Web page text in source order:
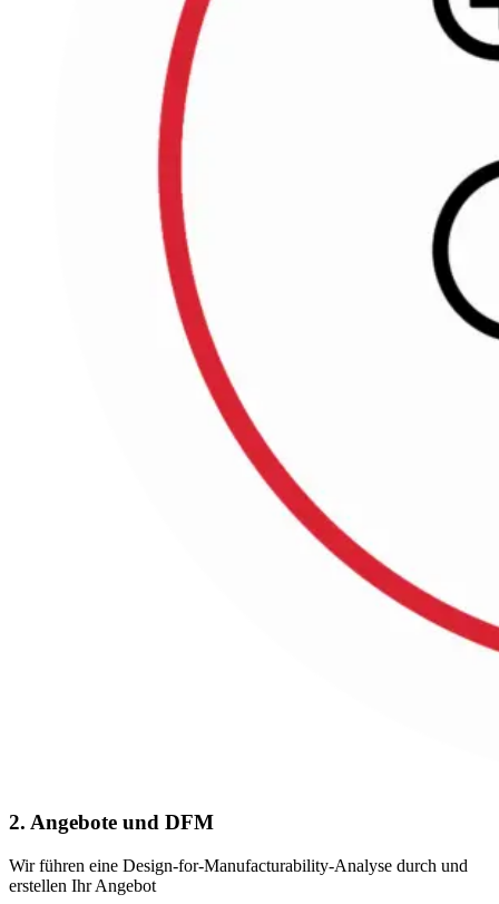
2. Angebote und DFM
Wir führen eine Design-for-Manufacturability-Analyse durch und
erstellen Ihr Angebot